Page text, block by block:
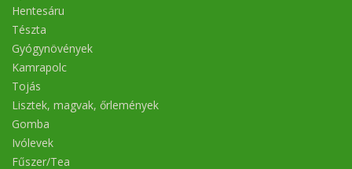
Hentesáru
Tészta
Gyógynövények
Kamrapolc
Tojás
Lisztek, magvak, őrlemények
Gomba
Ivólevek
Fűszer/Tea